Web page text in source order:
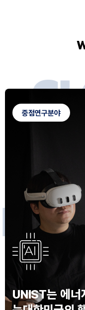
GL
CA
FU
NN
중점연구분야
UNIST는 에너